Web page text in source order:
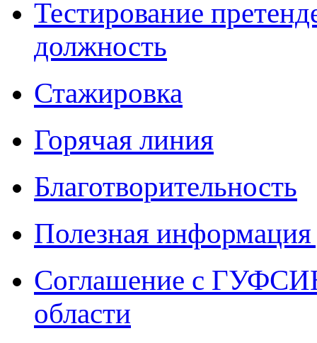
Тестирование
должность
Стажировка
Горячая линия
Благотворительность
Полезная
Соглашение с
области